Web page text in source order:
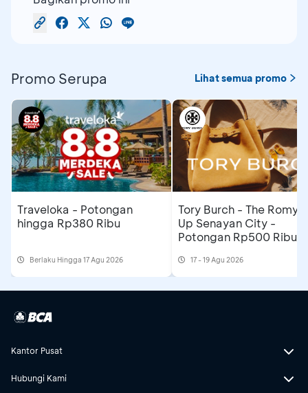
Promo Serupa Lihat semua promo
Traveloka - Potongan
hingga Rp380 Ribu
Berlaku Hingga 17 Agu 2026
Tory Burch - The Romy
Up Senayan City -
Potongan Rp500 Ribu &
17 - 19 Agu 2026
Kantor Pusat
Hubungi Kami